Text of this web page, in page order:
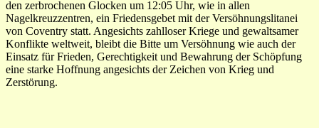
den zerbrochenen Glocken um 12:05 Uhr, wie in allen
Nagelkreuzzentren, ein Friedensgebet mit der Versöhnungslitanei
von Coventry statt. Angesichts zahlloser Kriege und gewaltsamer
Konflikte weltweit, bleibt die Bitte um Versöhnung wie auch der
Einsatz für Frieden, Gerechtigkeit und Bewahrung der Schöpfung
eine starke Hoffnung angesichts der Zeichen von Krieg und
Zerstörung.